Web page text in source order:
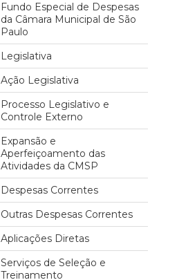
Fundo Especial de Despesas
da Câmara Municipal de São
Paulo
Legislativa
Ação Legislativa
Processo Legislativo e
Controle Externo
Expansão e
Aperfeiçoamento das
Atividades da CMSP
Despesas Correntes
Outras Despesas Correntes
Aplicações Diretas
Serviços de Seleção e
Treinamento